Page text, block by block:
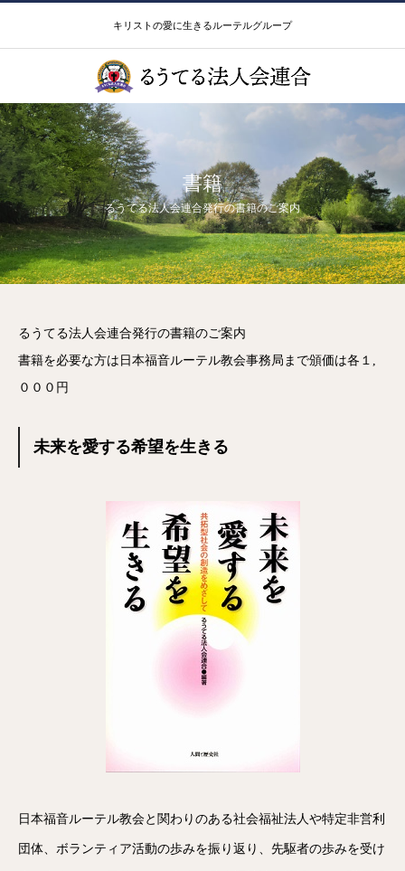
キリストの愛に生きるルーテルグループ
書籍
るうてる法人会連合発行の書籍のご案内
るうてる法人会連合発行の書籍のご案内
書籍を必要な方は日本福音ルーテル教会事務局まで頒価は各１,
０００円
未来を愛する希望を生きる
日本福音ルーテル教会と関わりのある社会福祉法人や特定非営利
団体、ボランティア活動の歩みを振り返り、先駆者の歩みを受け